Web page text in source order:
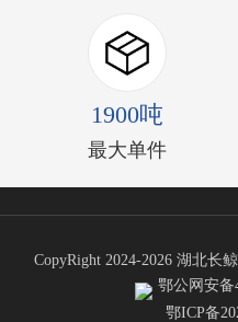
1900吨
最大单件
CopyRight 2024-2026 湖北长
鄂公网安备
鄂ICP备